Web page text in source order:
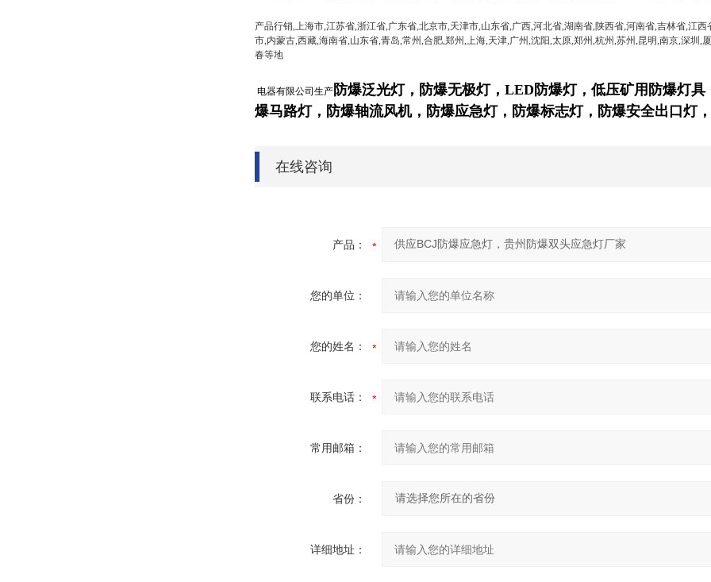
产品行销,上海市,江苏省,浙江省,广东省,北京市,天津市,山东省,广西,河北省,湖南省,陕西省,河南省,吉林省,江西
市,内蒙古,西藏,海南省,山东省,青岛,常州,合肥,郑州,上海,天津,广州,沈阳,太原,郑州,杭州,苏州,昆明,南京,深圳
春等地
电器有限公司生产 防爆泛光灯，防爆无极灯，LED防爆灯， 低压矿用防爆灯具
爆马路灯， 防爆轴流风机，防爆应急灯，防爆标志灯，防爆安全出口灯
在线咨询
产品：
您的单位：
您的姓名：
联系电话：
常用邮箱：
省份：
详细地址：